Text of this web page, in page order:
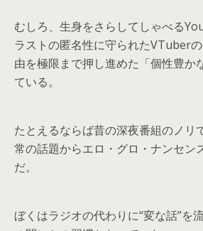
むしろ、生身をさらしてしゃべる
ラストの匿名性に守られたVTuber
由を極限まで押し進めた「個性豊か
ている。
たとえるならば昔の深夜番組のノリ
常の話題からエロ・グロ・ナンセン
だ。
ぼくはラジオの代わりに“変な話”を